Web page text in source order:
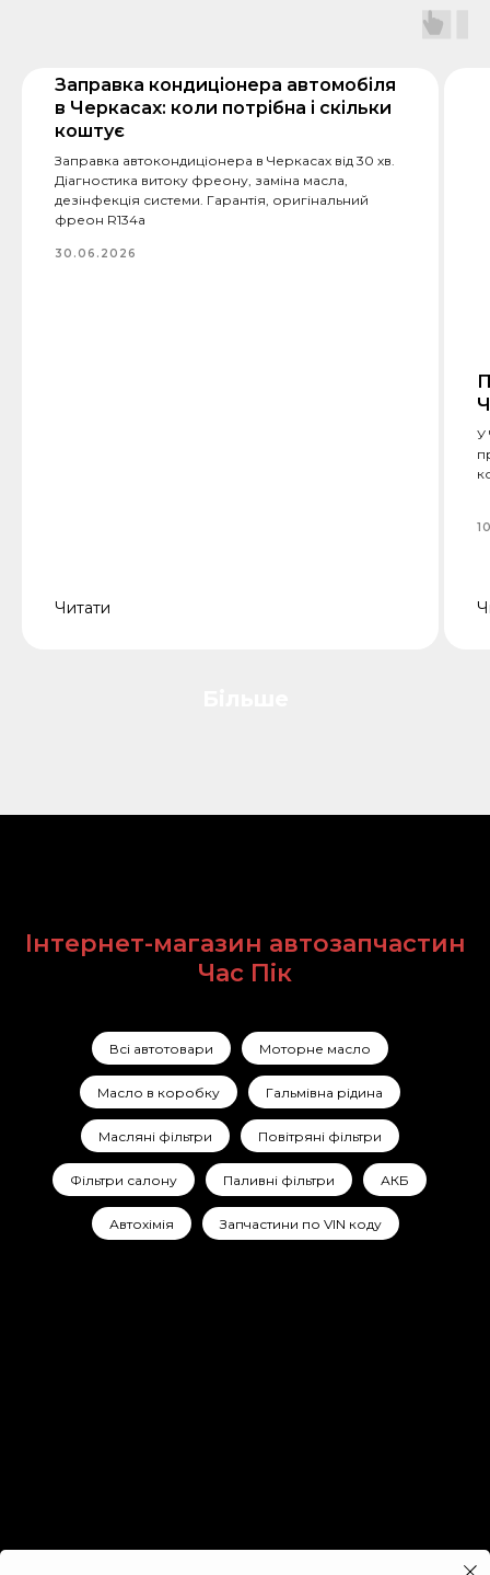
Заправка кондиціонера автомобіля
в Черкасах: коли потрібна і скільки
коштує
Заправка автокондиціонера в Черкасах від 30 хв.
Діагностика витоку фреону, заміна масла,
дезінфекція системи. Гарантія, оригінальний
фреон R134a
30.06.2026
Читати
У
Інтернет-магазин автозапчастин
Час Пік
Всі автотовари Моторне масло
Масло в коробку Гальмівна рідина
Масляні фільтри Повітряні фільтри
Фільтри салону Паливні фільтри АКБ
Автохімія Запчастини по VIN коду